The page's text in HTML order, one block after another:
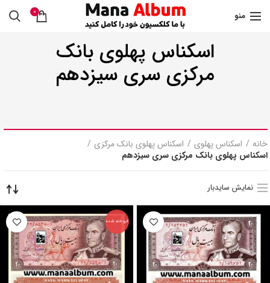
منو 0
اسکناس پهلوی بانک
مرکزی سری سیزدهم
خانه اسکناس پهلوی
اسکناس پهلوی بانک مرکزی
اسکناس پهلوی بانک مرکزی سری سیزدهم
نمایش سایدبار
فروخته شده